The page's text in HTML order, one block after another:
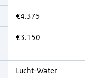
€4.375
€3.150
Lucht-Water